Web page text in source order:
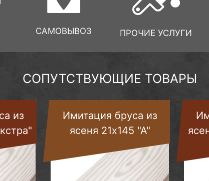
САМОВЫВОЗ ПРОЧИЕ УСЛУГИ
СОПУТСТВУЮЩИЕ ТОВАРЫ
из
Имитация бруса из
ясеня 21х145 "А"